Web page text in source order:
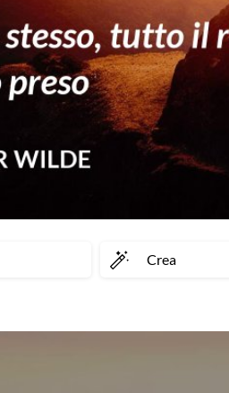
Crea